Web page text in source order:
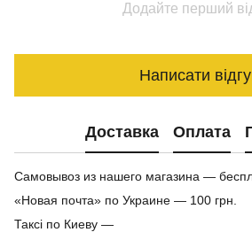
Додайте перший
Написати
Доставка Оплата
Самовывоз из нашего магазина —
«Новая почта» по Украине — 100 грн.
Таксі по Киеву —